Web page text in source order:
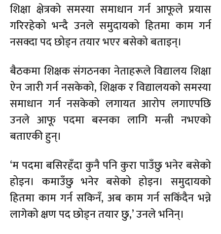
शिक्षा क्षेत्रको समस्या समाधान गर्न आफूले प्रयास
गरिरहेको भन्दै उनले समुदायको हितमा काम गर्न
नसक्दा पद छोड्न तयार भएर बसेको बताइन्।
बैठकमा शिक्षक संगठनका नेताहरूले विद्यालय शिक्षा
ऐन जारी गर्न नसकेको, शिक्षक र विद्यालयको समस्या
समाधान गर्न नसकेको लगायत आरोप लगाएपछि
उनले आफू पदमा बस्नका लागि मन्त्री नभएको
बताएकी हुन्।
‘म पदमा बसिरहँदा कुनै पनि कुरा पाउँछु भनेर बसेको
होइन। कमाउँछु भनेर बसेको होइन। समुदायको
हितमा काम गर्न सकिनँ, अब काम गर्न सकिँदैन भन्ने
लागेको क्षण पद छोड्न तयार छु,’ उनले भनिन्।